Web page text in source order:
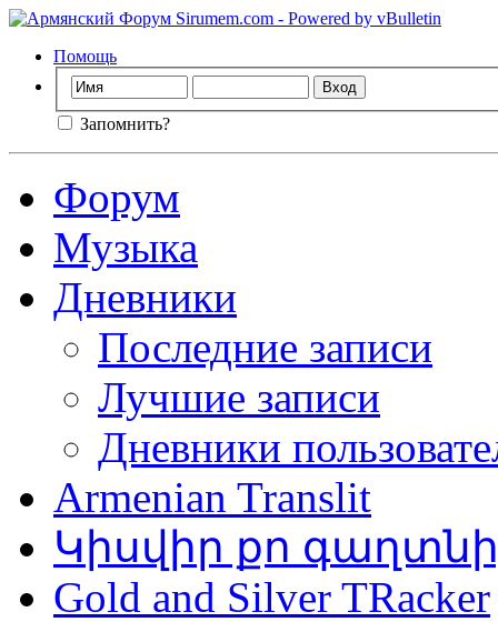
Помощь
Запомнить?
Форум
Музыка
Дневники
Последние записи
Лучшие записи
Дневники
Armenian Translit
Կիսվիր քո
Gold and Silver TRacker